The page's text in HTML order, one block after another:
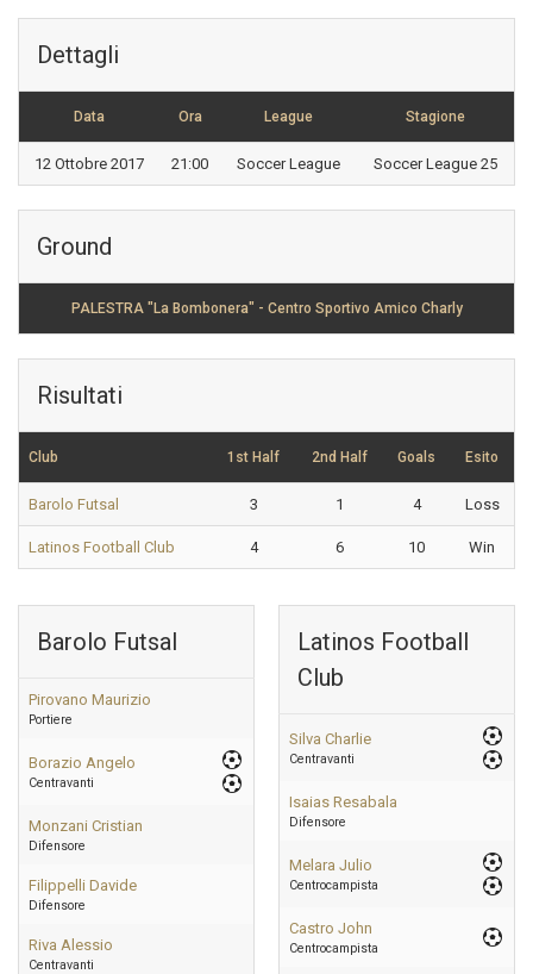
Dettagli
Data Ora League Stagione
12 Ottobre 2017 21:00 Soccer League Soccer League 25
Ground
PALESTRA "La Bombonera" - Centro Sportivo Amico Charly
Risultati
Club 1st Half 2nd Half Goals Esito
Barolo Futsal 3 1 4 Loss
Latinos Football Club 4 6 10 Win
Barolo Futsal
Pirovano Maurizio
Portiere
Borazio Angelo
Centravanti
Monzani Cristian
Difensore
Filippelli Davide
Difensore
Riva Alessio
Centravanti
Latinos Football
Club
Silva Charlie
Centravanti
Isaias Resabala
Difensore
Melara Julio
Centrocampista
Castro John
Centrocampista